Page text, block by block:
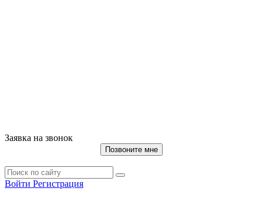
Заявка на звонок
Позвоните мне
Войти Регистрация